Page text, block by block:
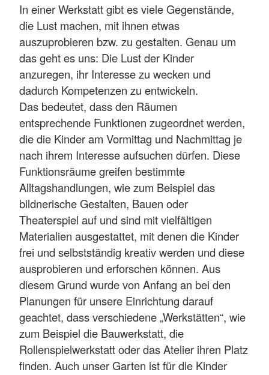
In einer Werkstatt gibt es viele Gegenstände,
die Lust machen, mit ihnen etwas
auszuprobieren bzw. zu gestalten. Genau um
das geht es uns: Die Lust der Kinder
anzuregen, ihr Interesse zu wecken und
dadurch Kompetenzen zu entwickeln.
Das bedeutet, dass den Räumen
entsprechende Funktionen zugeordnet werden,
die die Kinder am Vormittag und Nachmittag je
nach ihrem Interesse aufsuchen dürfen. Diese
Funktionsräume greifen bestimmte
Alltagshandlungen, wie zum Beispiel das
bildnerische Gestalten, Bauen oder
Theaterspiel auf und sind mit vielfältigen
Materialien ausgestattet, mit denen die Kinder
frei und selbstständig kreativ werden und diese
ausprobieren und erforschen können. Aus
diesem Grund wurde von Anfang an bei den
Planungen für unsere Einrichtung darauf
geachtet, dass verschiedene „Werkstätten“, wie
zum Beispiel die Bauwerkstatt, die
Rollenspielwerkstatt oder das Atelier ihren Platz
finden. Auch unser Garten ist für die Kinder